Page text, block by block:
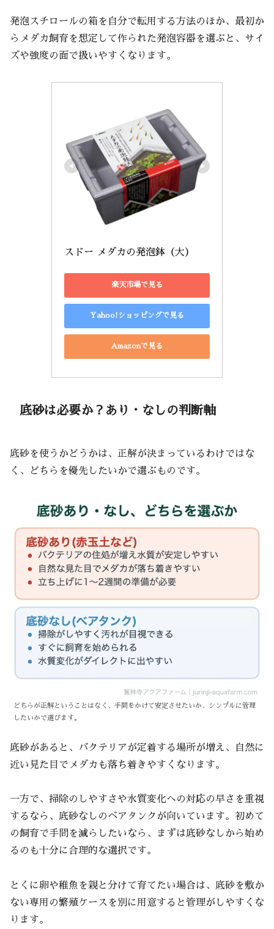
発泡スチロールの箱を自分で転用する方法のほか、最初か
らメダカ飼育を想定して作られた発泡容器を選ぶと、サイ
ズや強度の面で扱いやすくなります。
スドー メダカの発泡鉢（大）
楽天市場で見る
Yahoo!ショッピングで見る
Amazonで見る
底砂は必要か？あり・なしの判断軸
底砂を使うかどうかは、正解が決まっているわけではな
く、どちらを優先したいかで選ぶものです。
どちらが正解ということはなく、手間をかけて安定させたいか、シンプルに管理
したいかで選びます。
底砂があると、バクテリアが定着する場所が増え、自然に
近い見た目でメダカも落ち着きやすくなります。
一方で、掃除のしやすさや水質変化への対応の早さを重視
するなら、底砂なしのベアタンクが向いています。初めて
の飼育で手間を減らしたいなら、まずは底砂なしから始め
るのも十分に合理的な選択です。
とくに卵や稚魚を親と分けて育てたい場合は、底砂を敷か
ない専用の繁殖ケースを別に用意すると管理がしやすくな
ります。